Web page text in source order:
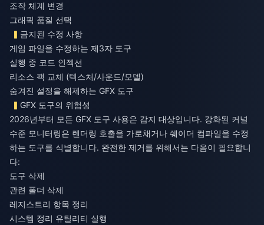
조작 체계 변경
그래픽 품질 선택
금지된 수정 사항
게임 파일을 수정하는 제3자 도구
실행 중 코드 인젝션
리소스 팩 교체 (텍스처/사운드/모델)
숨겨진 설정을 해제하는 GFX 도구
GFX 도구의 위험성
2026년부터 모든 GFX 도구 사용은 감지 대상입니다. 강화된 커널
수준 모니터링은 렌더링 호출을 가로채거나 쉐이더 컴파일을 수정
하는 도구를 식별합니다. 완전한 제거를 위해서는 다음이 필요합니
다:
도구 삭제
관련 폴더 삭제
레지스트리 항목 정리
시스템 정리 유틸리티 실행